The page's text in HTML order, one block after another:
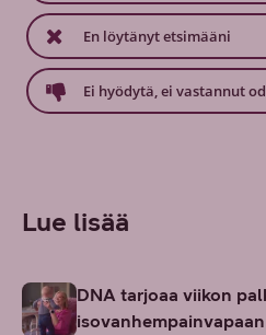
En löytänyt etsimääni
Ei hyödytä, ei vastannut
Lue lisää
DNA tarjoaa viikon